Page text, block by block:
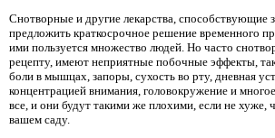
Снотворные и другие лекарства, способствующие
предложить краткосрочное решение временного
ими пользуется множество людей. Но часто
рецепту, имеют неприятные побочные эффекты,
боли в мышцах, запоры, сухость во рту, дневная
концентрацией внимания, головокружение и
все, и они будут такими же плохими, если не хуже,
вашем саду.